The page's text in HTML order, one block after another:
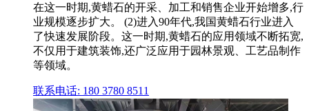
在这一时期,黄蜡石的开采、加工和销售企业开始增多,行
业规模逐步扩大。 (2)进入90年代,我国黄蜡石行业进入
了快速发展阶段。这一时期,黄蜡石的应用领域不断拓宽,
不仅用于建筑装饰,还广泛应用于园林景观、工艺品制作
等领域。
联系电话: 180 3780 8511